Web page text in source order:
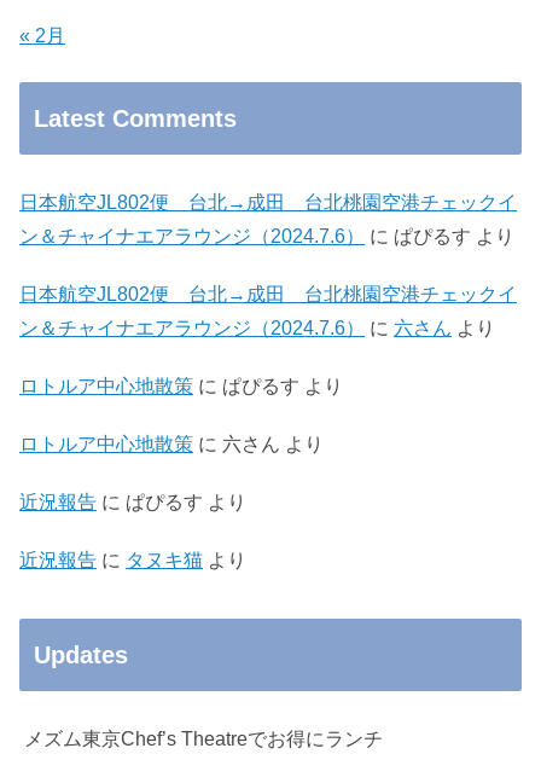
« 2月
Latest Comments
日本航空JL802便 台北→成田 台北桃園空港チェックイ
ン＆チャイナエアラウンジ（2024.7.6）
に ぱぴるす より
日本航空JL802便 台北→成田 台北桃園空港チェックイ
ン＆チャイナエアラウンジ（2024.7.6）
に 六さん より
ロトルア中心地散策 に ぱぴるす より
ロトルア中心地散策 に 六さん より
近況報告 に ぱぴるす より
近況報告 に タヌキ猫 より
Updates
メズム東京Chef’s Theatreでお得にランチ